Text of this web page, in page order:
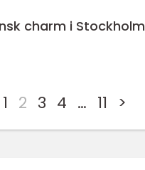
charm i Stockholm
1 2 3 4 … 11 >